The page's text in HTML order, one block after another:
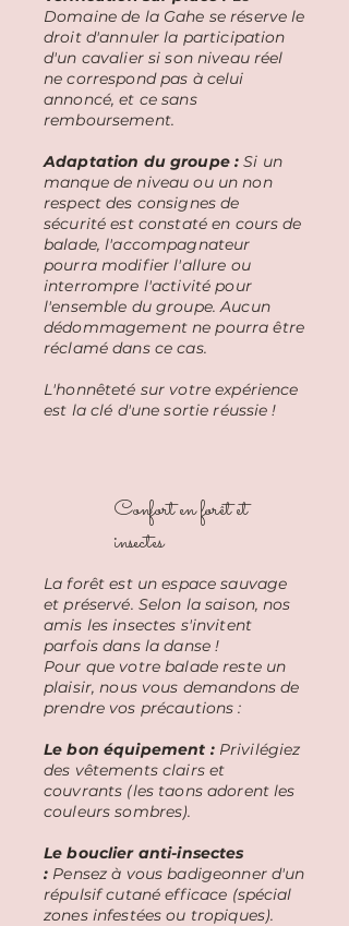
Domaine de la Gahe se réserve le
droit d'annuler la participation
d'un cavalier si son niveau réel
ne correspond pas à celui
annoncé, et ce sans
remboursement.
Adaptation du groupe : Si un
manque de niveau ou un non
respect des consignes de
sécurité est constaté en cours de
balade, l'accompagnateur
pourra modifier l'allure ou
interrompre l'activité pour
l'ensemble du groupe. Aucun
dédommagement ne pourra être
réclamé dans ce cas.
L'honnêteté sur votre expérience
est la clé d'une sortie réussie !
Confort en forêt et
insectes
La forêt est un espace sauvage
et préservé. Selon la saison, nos
amis les insectes s'invitent
parfois dans la danse !
Pour que votre balade reste un
plaisir, nous vous demandons de
prendre vos précautions :
Le bon équipement :Privilégiez
des vêtements clairs et
couvrants (les taons adorent les
couleurs sombres).
Le bouclier anti-insectes
: Pensez à vous badigeonner d'un
répulsif cutané efficace (spécial
zones infestées ou tropiques).